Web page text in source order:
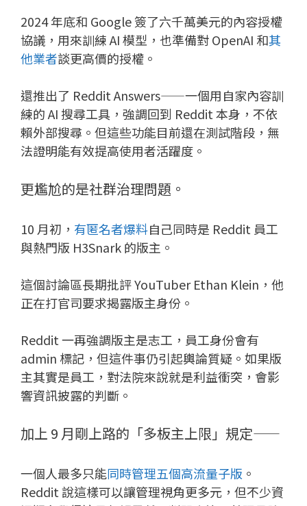
2024 年底和 Google 簽了六千萬美元的內容授權
協議，用來訓練 AI 模型，也準備對 OpenAI 和其
他業者談更高價的授權。
還推出了 Reddit Answers——一個用自家內容訓
練的 AI 搜尋工具，強調回到 Reddit 本身，不依
賴外部搜尋。但這些功能目前還在測試階段，無
法證明能有效提高使用者活躍度。
更尷尬的是社群治理問題。
10 月初， 有匿名者爆料自己同時是 Reddit 員工
與熱門版 H3Snark 的版主。
這個討論區長期批評 YouTuber Ethan Klein，他
正在打官司要求揭露版主身份。
Reddit 一再強調版主是志工，員工身份會有
admin 標記，但這件事仍引起輿論質疑。如果版
主其實是員工，對法院來說就是利益衝突，會影
響資訊披露的判斷。
加上 9 月剛上路的「多板主上限」規定——
一個人最多只能同時管理五個高流量子版 。
Reddit 說這樣可以讓管理視角更多元，但不少資